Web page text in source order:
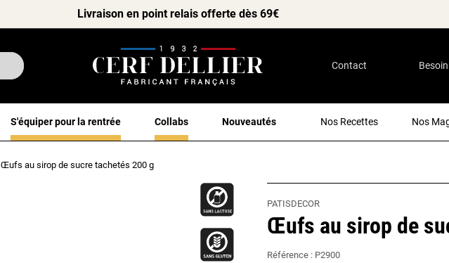
Livraison en point relais offerte dès 69€
Contact
S'équiper pour la rentrée Collabs Nouveautés Nos Recettes Nos
Œufs au sirop de sucre tachetés 200 g
PATISDECOR
Œufs au sirop de
Référence : P2900